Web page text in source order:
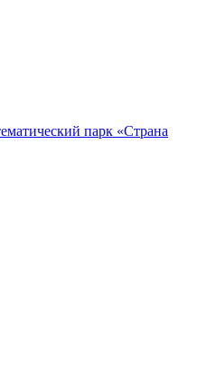
парк «Страна